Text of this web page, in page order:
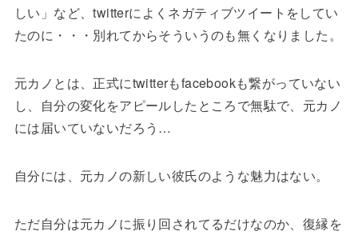
しい」など、twitterによくネガティブツイートをしてい
たのに・・・別れてからそういうのも無くなりました。
元カノとは、正式にtwitterもfacebookも繋がっていない
し、自分の変化をアピールしたところで無駄で、元カノ
には届いていないだろう…
自分には、元カノの新しい彼氏のような魅力はない。
ただ自分は元カノに振り回されてるだけなのか、復縁を